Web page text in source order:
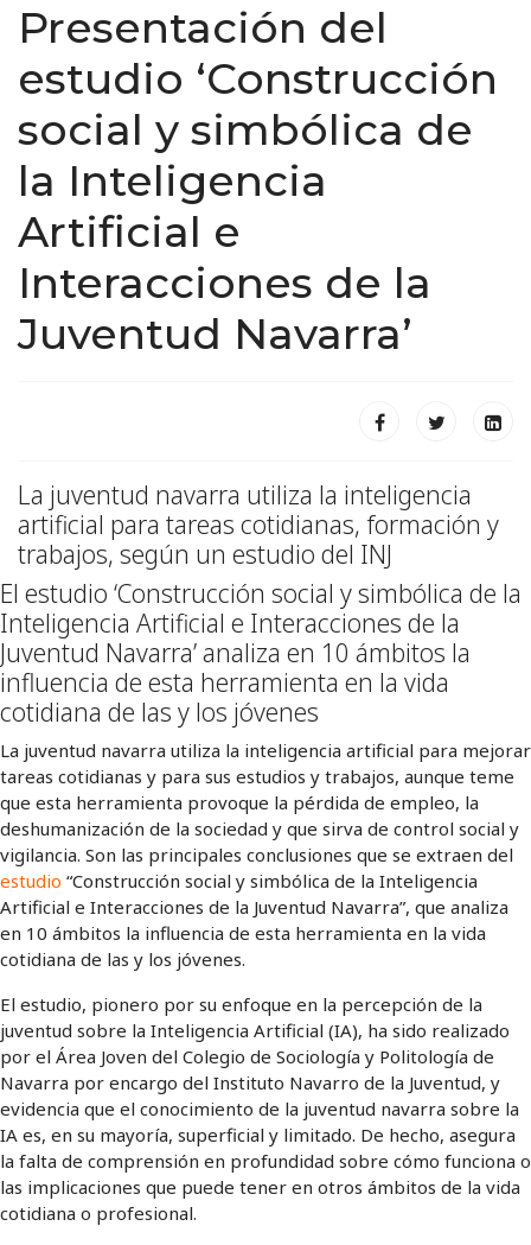
Presentación del
estudio ‘Construcción
social y simbólica de
la Inteligencia
Artificial e
Interacciones de la
Juventud Navarra’
La juventud navarra utiliza la inteligencia
artificial para tareas cotidianas, formación y
trabajos, según un estudio del INJ
El estudio ‘Construcción social y simbólica de la
Inteligencia Artificial e Interacciones de la
Juventud Navarra’ analiza en 10 ámbitos la
influencia de esta herramienta en la vida
cotidiana de las y los jóvenes
La juventud navarra utiliza la inteligencia artificial para mejorar
tareas cotidianas y para sus estudios y trabajos, aunque teme
que esta herramienta provoque la pérdida de empleo, la
deshumanización de la sociedad y que sirva de control social y
vigilancia. Son las principales conclusiones que se extraen del
estudio “Construcción social y simbólica de la Inteligencia
Artificial e Interacciones de la Juventud Navarra”, que analiza
en 10 ámbitos la influencia de esta herramienta en la vida
cotidiana de las y los jóvenes.
El estudio, pionero por su enfoque en la percepción de la
juventud sobre la Inteligencia Artificial (IA), ha sido realizado
por el Área Joven del Colegio de Sociología y Politología de
Navarra por encargo del Instituto Navarro de la Juventud, y
evidencia que el conocimiento de la juventud navarra sobre la
IA es, en su mayoría, superficial y limitado. De hecho, asegura
la falta de comprensión en profundidad sobre cómo funciona o
las implicaciones que puede tener en otros ámbitos de la vida
cotidiana o profesional.